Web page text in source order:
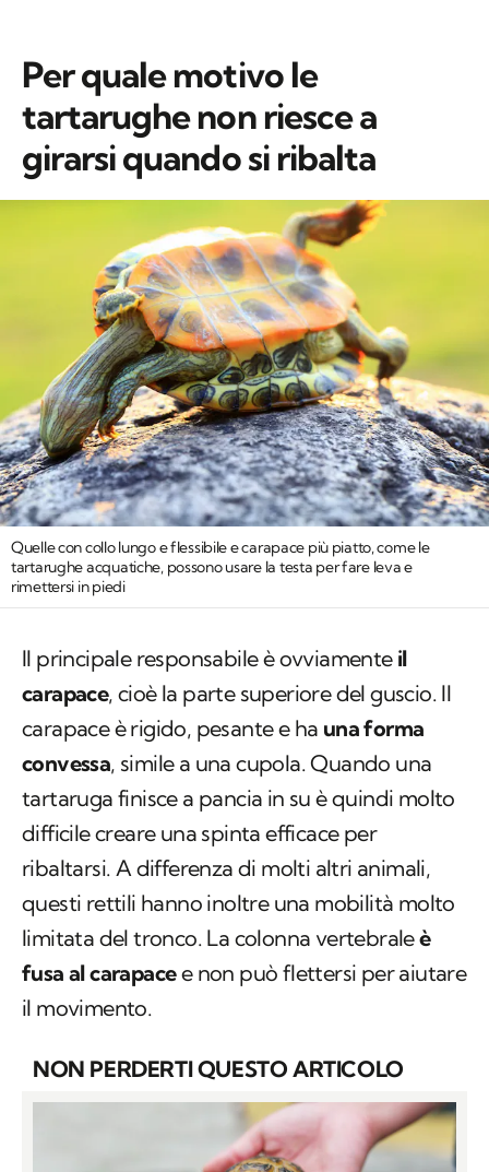
Per quale motivo le
tartarughe non riesce a
girarsi quando si ribalta
Quelle con collo lungo e flessibile e carapace più piatto, come le
tartarughe acquatiche, possono usare la testa per fare leva e
rimettersi in piedi
Il principale responsabile è ovviamente il
carapace, cioè la parte superiore del guscio. Il
carapace è rigido, pesante e ha una forma
convessa, simile a una cupola. Quando una
tartaruga finisce a pancia in su è quindi molto
difficile creare una spinta efficace per
ribaltarsi. A differenza di molti altri animali,
questi rettili hanno inoltre una mobilità molto
limitata del tronco. La colonna vertebraleè
fusa al carapacee non può flettersi per aiutare
il movimento.
NON PERDERTI QUESTO ARTICOLO